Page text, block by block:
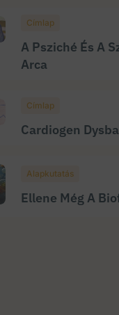
Címlap
A Psziché És A
Arca
Címlap
Cardiogen
Alapkutatás
Ellene Még A